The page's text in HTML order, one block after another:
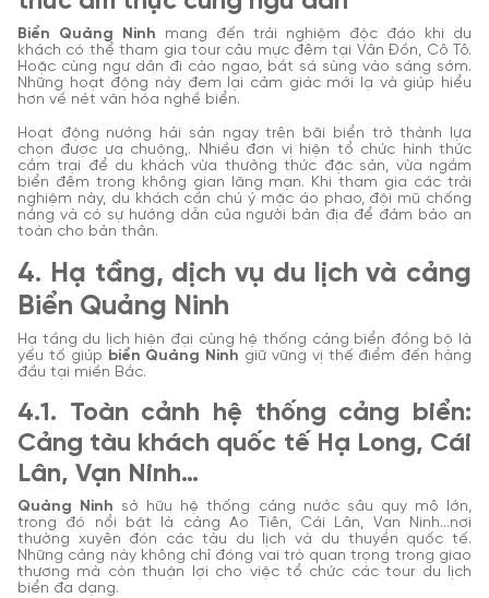
Biển Quảng Ninh mang đến trải nghiệm độc đáo khi du
khách có thể tham gia tour câu mực đêm tại Vân Đồn, Cô Tô.
Hoặc cùng ngư dân đi cào ngao, bắt sá sùng vào sáng sớm.
Những hoạt động này đem lại cảm giác mới lạ và giúp hiểu
hơn về nét văn hóa nghề biển.
Hoạt động nướng hải sản ngay trên bãi biển trở thành lựa
chọn được ưa chuộng,. Nhiều đơn vị hiện tổ chức hình thức
cắm trại để du khách vừa thưởng thức đặc sản, vừa ngắm
biển đêm trong không gian lãng mạn. Khi tham gia các trải
nghiệm này, du khách cần chú ý mặc áo phao, đội mũ chống
nắng và có sự hướng dẫn của người bản địa để đảm bảo an
toàn cho bản thân.
4. Hạ tầng, dịch vụ du lịch và cảng
Biển Quảng Ninh
Hạ tầng du lịch hiện đại cùng hệ thống cảng biển đồng bộ là
yếu tố giúp biển Quảng Ninh giữ vững vị thế điểm đến hàng
đầu tại miền Bắc.
4.1. Toàn cảnh hệ thống cảng biển:
Cảng tàu khách quốc tế Hạ Long, Cái
Lân, Vạn Ninh…
Quảng Ninh sở hữu hệ thống cảng nước sâu quy mô lớn,
trong đó nổi bật là cảng Ao Tiên, Cái Lân, Vạn Ninh…nơi
thường xuyên đón các tàu du lịch và du thuyền quốc tế.
Những cảng này không chỉ đóng vai trò quan trọng trong giao
thương mà còn thuận lợi cho việc tổ chức các tour du lịch
biển đa dạng.